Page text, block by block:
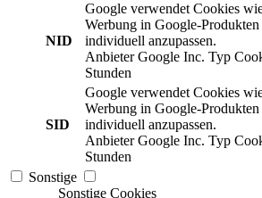
NID
Google verwendet Cookies
Werbung in Google-
individuell anzupassen.
Anbieter Google Inc. Typ
Stunden
SID
Google verwendet Cookies
Werbung in Google-
individuell anzupassen.
Anbieter Google Inc. Typ
Stunden
Sonstige
Sonstige Cookies